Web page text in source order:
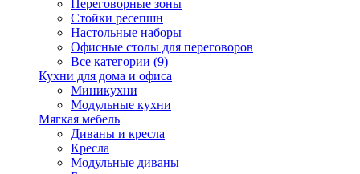
Переговорные зоны
Стойки ресепшн
Настольные наборы
Офисные столы для переговоров
Все категории (9)
Кухни для дома и офиса
Миникухни
Модульные кухни
Мягкая мебель
Диваны и кресла
Кресла
Модульные диваны